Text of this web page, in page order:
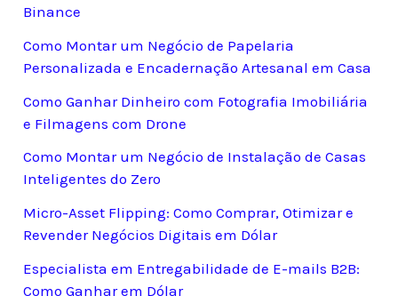
Binance
Como Montar um Negócio de Papelaria
Personalizada e Encadernação Artesanal em Casa
Como Ganhar Dinheiro com Fotografia Imobiliária
e Filmagens com Drone
Como Montar um Negócio de Instalação de Casas
Inteligentes do Zero
Micro-Asset Flipping: Como Comprar, Otimizar e
Revender Negócios Digitais em Dólar
Especialista em Entregabilidade de E-mails B2B:
Como Ganhar em Dólar